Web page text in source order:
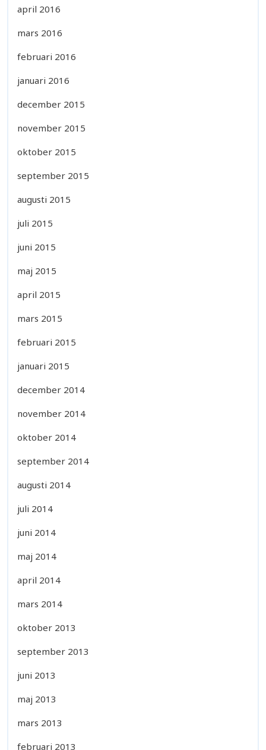
april 2016
mars 2016
februari 2016
januari 2016
december 2015
november 2015
oktober 2015
september 2015
augusti 2015
juli 2015
juni 2015
maj 2015
april 2015
mars 2015
februari 2015
januari 2015
december 2014
november 2014
oktober 2014
september 2014
augusti 2014
juli 2014
juni 2014
maj 2014
april 2014
mars 2014
oktober 2013
september 2013
juni 2013
maj 2013
mars 2013
februari 2013